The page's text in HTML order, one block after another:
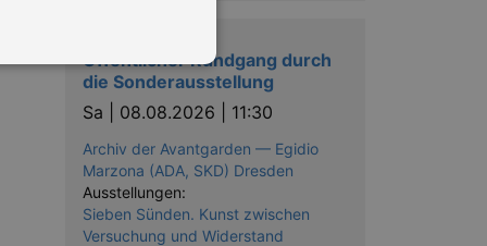
Öffentlicher Rundgang durch
die Sonderausstellung
Sa | 08.08.2026 | 11:30
Archiv der Avantgarden — Egidio
Marzona (ADA, SKD) Dresden
Ausstellungen:
Sieben Sünden. Kunst zwischen
Versuchung und Widerstand
Ihren account. Ohne diese